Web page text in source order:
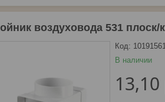
воздуховода 531 плоск/
В наличии
Код:
13,10